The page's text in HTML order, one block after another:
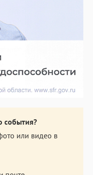
события?
или видео в